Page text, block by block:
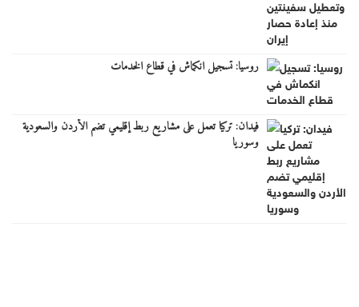
روسيا: تسجيل انكماش في قطاع الخدمات
فيدان: تركيا تعمل على مشاريع ربط إقليمي تضم الأردن والسعودية
وسوريا